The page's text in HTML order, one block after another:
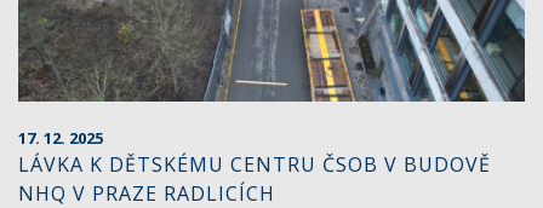
17. 12. 2025
LÁVKA K DĚTSKÉMU CENTRU ČSOB V BUDOVĚ
NHQ V PRAZE RADLICÍCH